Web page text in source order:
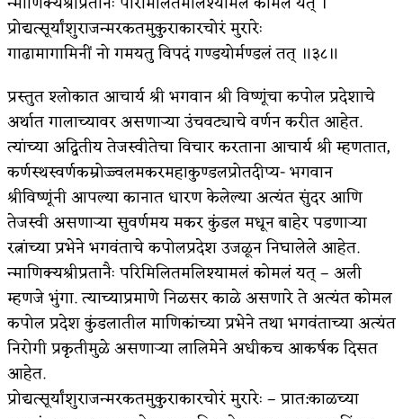
किती घोषणांचा पाऊस होता
कसं हुईन तं हू माय…
काळजाचे प्रेत
चमकदार चांदी
आदिवासींचा डॉक्टर, समाजसेवेचा ध्यास : डॉ. राहुल
जोशी
डेंग्यू: ताप उतरला म्हणजे धोका टळला असे नाही!
४ जुलै – इतिहासात घडलेल्या महत्त्वाच्या घटना
सुवर्ण – झळाळी
‘अर्थ’पूर्ण हास्य
अष्टपैलू : खंडू रांगणेकर
प्रोद्यत्सूर्यांशुराजन्मरकतमुकुराकारचोरं मुरारेः
गाढामागामिनीं नो गमयतु विपदं गण्डयोर्मण्डलं तत् ॥३८॥
प्रस्तुत श्लोकात आचार्य श्री भगवान श्री विष्णूंचा कपोल प्रदेशाचे
अर्थात गालाच्यावर असणाऱ्या उंचवट्याचे वर्णन करीत आहेत.
त्यांच्या अद्वितीय तेजस्वीतेचा विचार करताना आचार्य श्री म्हणतात,
कर्णस्थस्वर्णकम्रोज्ज्वलमकरमहाकुण्डलप्रोतदीप्य- भगवान
श्रीविष्णूंनी आपल्या कानात धारण केलेल्या अत्यंत सुंदर आणि
तेजस्वी असणाऱ्या सुवर्णमय मकर कुंडल मधून बाहेर पडणाऱ्या
रत्नांच्या प्रभेने भगवंताचे कपोलप्रदेश उजळून निघालेले आहेत.
न्माणिक्यश्रीप्रतानैः परिमिलितमलिश्यामलं कोमलं यत् – अली
म्हणजे भुंगा. त्याच्याप्रमाणे निळसर काळे असणारे ते अत्यंत कोमल
कपोल प्रदेश कुंडलातील माणिकांच्या प्रभेने तथा भगवंताच्या अत्यंत
निरोगी प्रकृतीमुळे असणाऱ्या लालिमेने अधीकच आकर्षक दिसत
आहेत.
प्रोद्यत्सूर्यांशुराजन्मरकतमुकुराकारचोरं मुरारेः – प्रात:काळच्या